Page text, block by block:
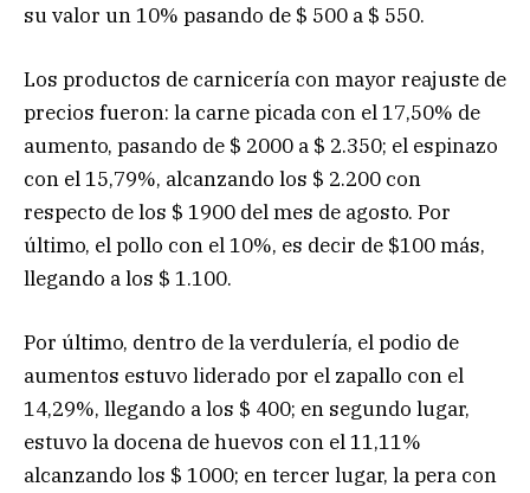
su valor un 10% pasando de $ 500 a $ 550.
Los productos de carnicería con mayor reajuste de
precios fueron: la carne picada con el 17,50% de
aumento, pasando de $ 2000 a $ 2.350; el espinazo
con el 15,79%, alcanzando los $ 2.200 con
respecto de los $ 1900 del mes de agosto. Por
último, el pollo con el 10%, es decir de $100 más,
llegando a los $ 1.100.
Por último, dentro de la verdulería, el podio de
aumentos estuvo liderado por el zapallo con el
14,29%, llegando a los $ 400; en segundo lugar,
estuvo la docena de huevos con el 11,11%
alcanzando los $ 1000; en tercer lugar, la pera con